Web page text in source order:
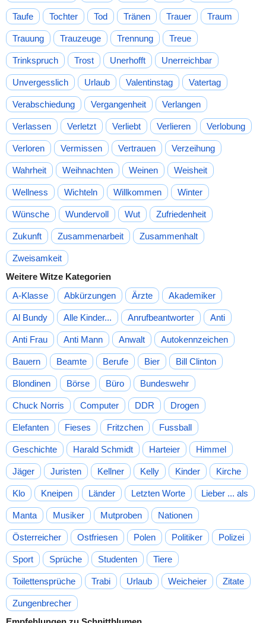
Taufe Tochter Tod Tränen Trauer Traum
Trauung Trauzeuge Trennung Treue
Trinkspruch Trost Unerhofft Unerreichbar
Unvergesslich Urlaub Valentinstag Vatertag
Verabschiedung Vergangenheit Verlangen
Verlassen Verletzt Verliebt Verlieren Verlobung
Verloren Vermissen Vertrauen Verzeihung
Wahrheit Weihnachten Weinen Weisheit
Wellness Wichteln Willkommen Winter
Wünsche Wundervoll Wut Zufriedenheit
Zukunft Zusammenarbeit Zusammenhalt
Zweisamkeit
Weitere Witze Kategorien
A-Klasse
Abkürzungen Ärzte Akademiker
Al Bundy Alle Kinder... Anrufbeantworter Anti
Anti Frau Anti Mann Anwalt Autokennzeichen
Bauern Beamte Berufe Bier Bill Clinton
Blondinen Börse Büro Bundeswehr
Chuck Norris Computer DDR Drogen
Elefanten Fieses Fritzchen Fussball
Geschichte Harald Schmidt Harteier Himmel
Jäger Juristen Kellner Kelly Kinder Kirche
Klo Kneipen Länder Letzten Worte Lieber ... als
Manta Musiker Mutproben Nationen
Österreicher Ostfriesen Polen Politiker Polizei
Sport Sprüche Studenten Tiere
Toilettensprüche Trabi Urlaub Weicheier Zitate
Zungenbrecher